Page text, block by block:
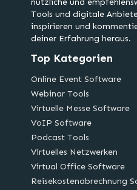
nützliche und
Tools und digitale
inspirieren und
deiner Erfahrung heraus.
Top Kategorien
Online Event Software
Webinar Tools
Virtuelle Messe Software
VoIP Software
Podcast Tools
Virtuelles Netzwerken
Virtual Office Software
Reisekostenabrechnung